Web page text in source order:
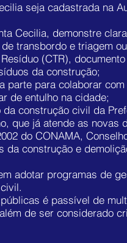
seja cadastrada na
Cecilia, demonstre
transbordo e triagem
(CTR),
da construção;
parte para colaborar
de entulho na cidade;
construção civil da
que já atende as
do CONAMA,
construção e
adotar programas de
é passível de
de ser considerado